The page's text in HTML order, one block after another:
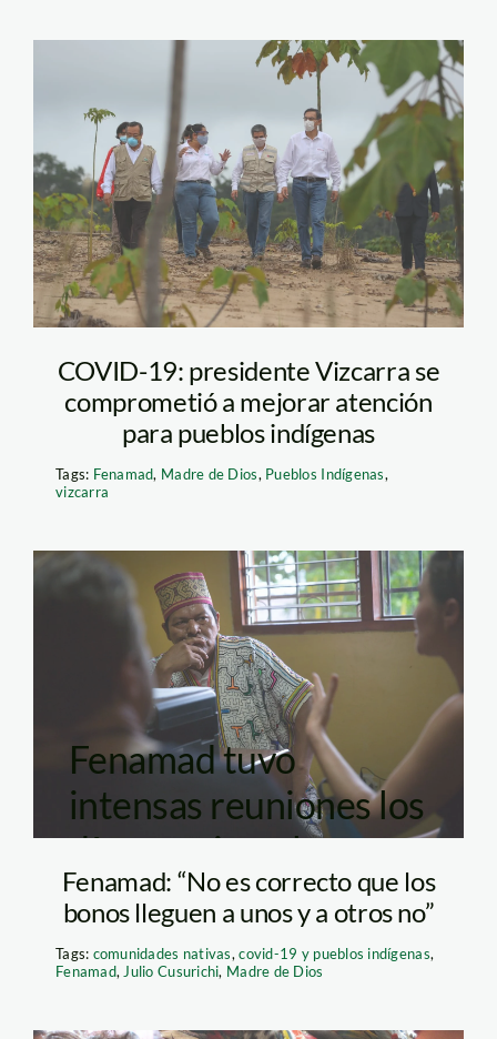
Madre de Dios-
Vizcarra-RNTAMB
COVID-19: presidente Vizcarra se
comprometió a mejorar atención
para pueblos indígenas
Tags: Fenamad, Madre de Dios, Pueblos Indígenas,
vizcarra
Papa Francisco en
Madre de Dios
Fenamad tuvo
intensas reuniones los
días previos a la
llegada de Francisco.
Ellos estaban
contentos por la vista
Fenamad: “No es correcto que los
bonos lleguen a unos y a otros no”
Tags: comunidades nativas,covid-19 y pueblos indígenas,
Fenamad, Julio Cusurichi, Madre de Dios